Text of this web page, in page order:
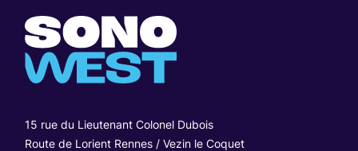
15 rue du Lieutenant Colonel Dubois
Route de Lorient Rennes / Vezin le Coquet